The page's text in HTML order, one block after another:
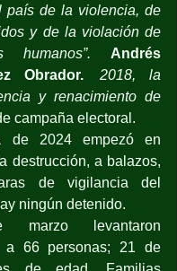
país de la violencia, de
y de la violación de
humanos”.
Andrés
Obrador.
2018, la
y renacimiento de
campaña electoral.
de 2024 empezó en
destrucción, a balazos,
ningún detenido.
levantaron
a 66 personas; 21 de